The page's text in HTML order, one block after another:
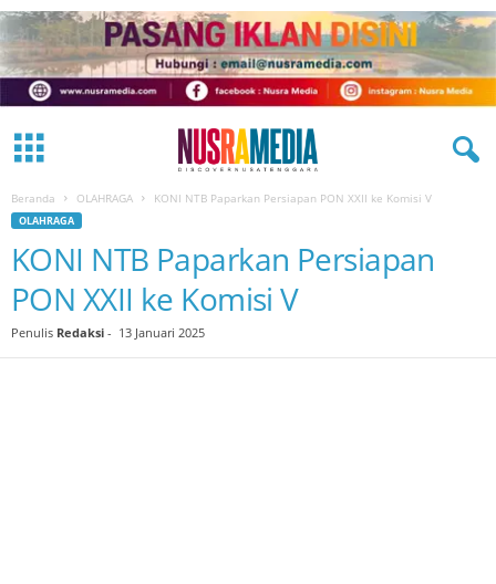
Beranda OLAHRAGA KONI NTB Paparkan Persiapan PON XXII ke Komisi V
OLAHRAGA
KONI NTB Paparkan Persiapan
PON XXII ke Komisi V
Penulis Redaksi - 13 Januari 2025